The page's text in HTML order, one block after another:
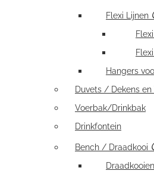
Flexi Lijnen
Hangers
Duvets / Dekens
Voerbak/Drinkbak
Drinkfontein
Bench / Draadkooi
Draadkooien